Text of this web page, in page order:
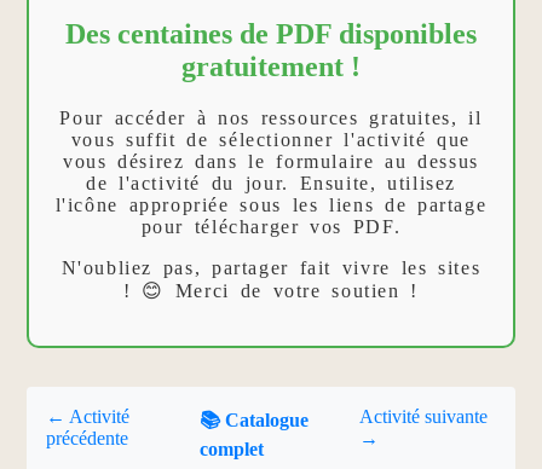
Des centaines de PDF disponibles
gratuitement !
Pour accéder à nos ressources gratuites, il
vous suffit de sélectionner l'activité que
vous désirez dans le formulaire au dessus
de l'activité du jour. Ensuite, utilisez
l'icône appropriée sous les liens de partage
pour télécharger vos PDF.
N'oubliez pas, partager fait vivre les sites
! 😊 Merci de votre soutien !
← Activité
précédente
📚 Catalogue
complet
Activité suivante
→